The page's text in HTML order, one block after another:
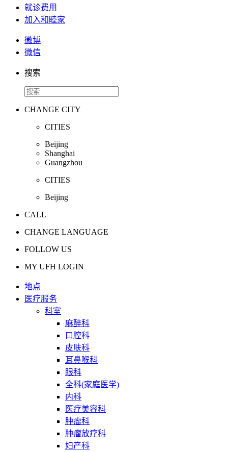
就诊费用
加入和睦家
微博
微信
搜索
CHANGE CITY
CITIES
Beijing
Shanghai
Guangzhou
CITIES
Beijing
CALL
CHANGE LANGUAGE
FOLLOW US
MY UFH LOGIN
地点
医疗服务
科室
麻醉科
口腔科
皮肤科
耳鼻喉科
眼科
全科(家庭医学)
内科
医疗美容科
肿瘤科
肿瘤放疗科
妇产科